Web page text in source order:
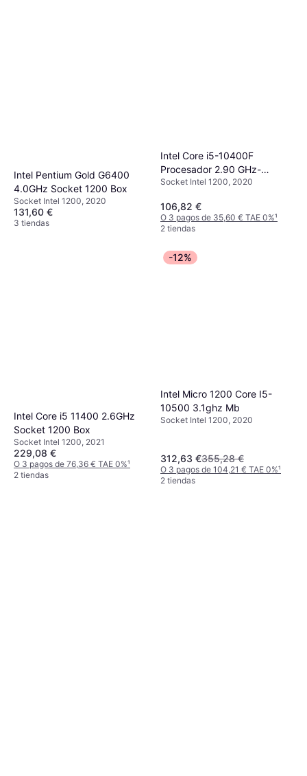
Intel Pentium Gold G6400
4.0GHz Socket 1200 Box
Socket Intel 1200, 2020
131,60 €
3 tiendas
Intel Core i5-10400F
Procesador 2.90 GHz-
BX8070110400F
Socket Intel 1200, 2020
106,82 €
O 3 pagos de 35,60 € TAE 0%¹
2 tiendas
Intel Core i5 11400 2.6GHz
Socket 1200 Box
Socket Intel 1200, 2021
229,08 €
O 3 pagos de 76,36 € TAE 0%¹
2 tiendas
-12%
Intel Micro 1200 Core I5-
10500 3.1ghz Mb
Socket Intel 1200, 2020
312,63 €355,28 €
O 3 pagos de 104,21 € TAE 0%¹
2 tiendas